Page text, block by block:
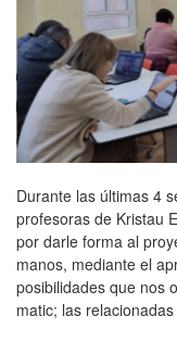
h
e
d
o
n
1
/
0
3
/
2
0
Durante las últimas 4
profesoras de Kristau
por darle forma al
manos, mediante el
posibilidades que nos
matic; las